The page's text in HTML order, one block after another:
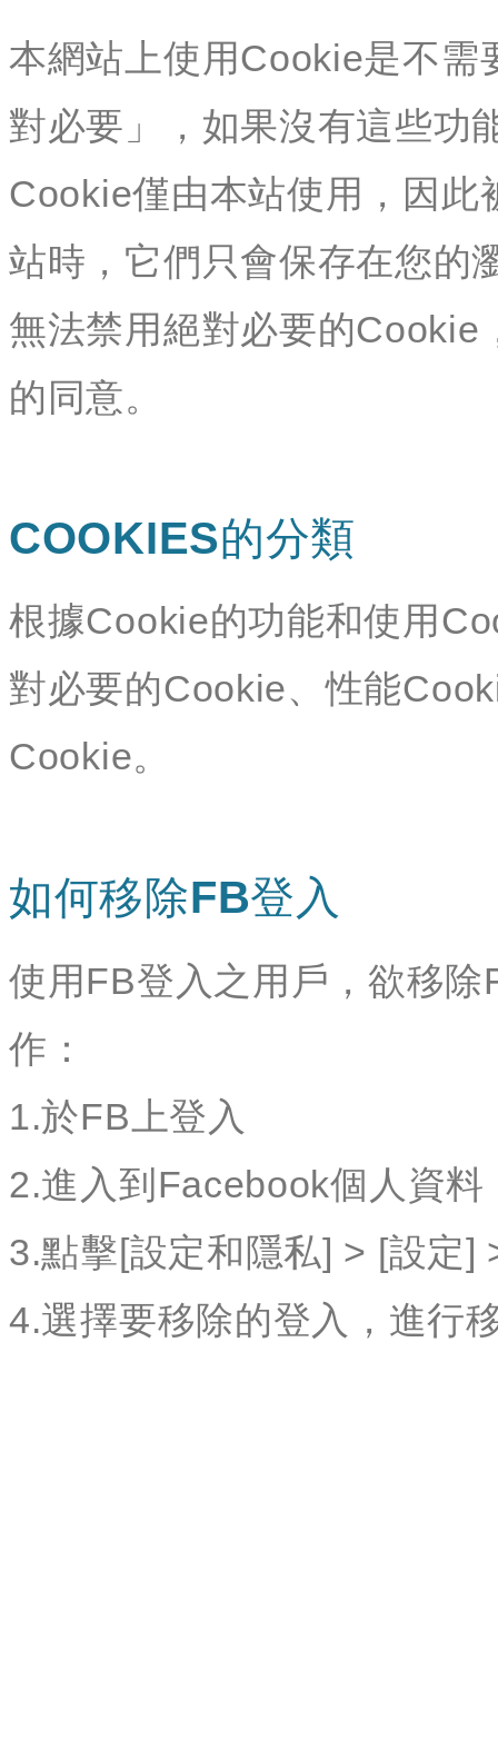
本網站上使用Cookie是不
對必要」，如果沒有這些功
Cookie僅由本站使用，因
站時，它們只會保存在您的
無法禁用絕對必要的
的同意。
COOKIES的分類
根據Cookie的功能和使用
對必要的Cookie、性能
Cookie。
如何移除FB登入
使用FB登入之用戶，欲移
作：
1.於FB上登入
2.進入到Facebook個人資料
3.點擊[設定和隱私] > [設定]
4.選擇要移除的登入，進行